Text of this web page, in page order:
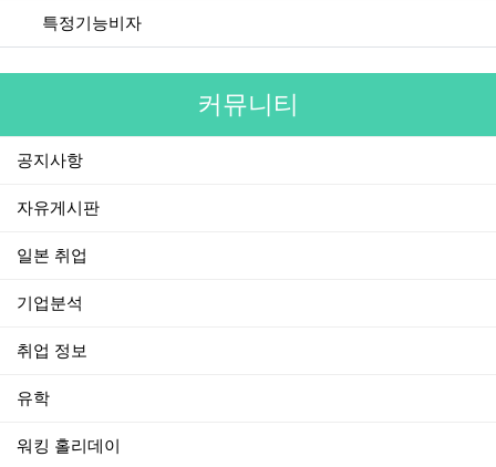
특정기능비자
커뮤니티
공지사항
자유게시판
일본 취업
기업분석
취업 정보
유학
워킹 홀리데이